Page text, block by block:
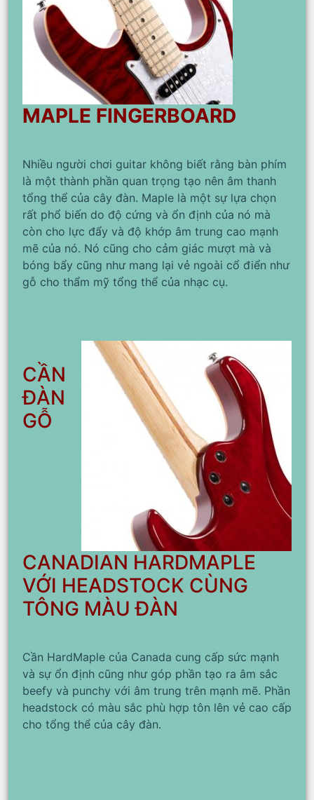
MAPLE FINGERBOARD
Nhiều người chơi guitar không biết rằng bàn phím
là một thành phần quan trọng tạo nên âm thanh
tổng thể của cây đàn. Maple là một sự lựa chọn
rất phổ biến do độ cứng và ổn định của nó mà
còn cho lực đẩy và độ khớp âm trung cao mạnh
mẽ của nó. Nó cũng cho cảm giác mượt mà và
bóng bẩy cũng như mang lại vẻ ngoài cổ điển như
gỗ cho thẩm mỹ tổng thể của nhạc cụ.
CẦN
ĐÀN
GỖ
CANADIAN HARDMAPLE
VỚI HEADSTOCK CÙNG
TÔNG MÀU ĐÀN
Cần HardMaple của Canada cung cấp sức mạnh
và sự ổn định cũng như góp phần tạo ra âm sắc
beefy và punchy với âm trung trên mạnh mẽ. Phần
headstock có màu sắc phù hợp tôn lên vẻ cao cấp
cho tổng thể của cây đàn.